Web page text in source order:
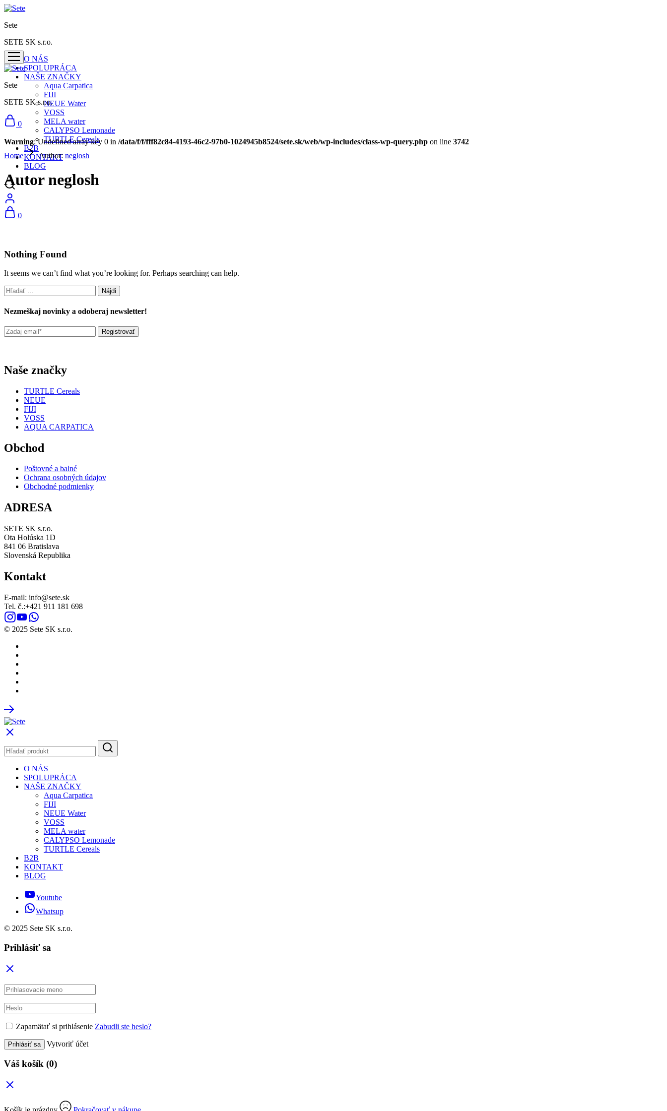
Sete
SETE SK s.r.o.
O NÁS
SPOLUPRÁCA
NAŠE ZNAČKY
Aqua Carpatica
FIJI
NEUE Water
VOSS
MELA water
CALYPSO Lemonade
TURTLE Cereals
B2B
KONTAKT
BLOG
0
Sete
SETE SK s.r.o.
0
Warning: Undefined array key 0 in /data/f/f/fff82c84-4193-46c2-97b0-1024945b8524/sete.sk/web/wp-includes/class-wp-query.php on line 3742
Home
Author: neglosh
Autorneglosh
Nothing Found
It seems we can’t find what you’re looking for. Perhaps searching can help.
Hľadať:
Nezmeškaj novinky a odoberaj newsletter!
Naše značky
TURTLE Cereals
NEUE
FIJI
VOSS
AQUA CARPATICA
Obchod
Poštovné a balné
Ochrana osobných údajov
Obchodné podmienky
ADRESA
SETE SK s.r.o.
Ota Holúska 1D
841 06 Bratislava
Slovenská Republika
Kontakt
E-mail: info@sete.sk
Tel. č.:+421 911 181 698
© 2025 Sete SK s.r.o.
O NÁS
SPOLUPRÁCA
NAŠE ZNAČKY
Aqua Carpatica
FIJI
NEUE Water
VOSS
MELA water
CALYPSO Lemonade
TURTLE Cereals
B2B
KONTAKT
BLOG
Youtube
Whatsup
© 2025 Sete SK s.r.o.
Prihlásiť sa
Zapamätať si prihlásenie Zabudli ste heslo?
Prihlásiť sa Vytvoriť účet
Váš košík (0)